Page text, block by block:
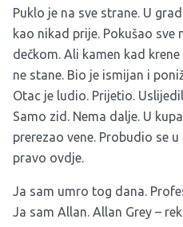
Puklo je na sve strane. U
kao nikad prije. Pokušao
dečkom. Ali kamen kad
ne stane. Bio je ismijan i
Otac je ludio. Prijetio.
Samo zid. Nema dalje. U
prerezao vene. Probudio se
pravo ovdje.
Ja sam umro tog dana.
Ja sam Allan. Allan Grey –